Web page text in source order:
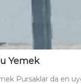
Yemek
Pursaklar da en